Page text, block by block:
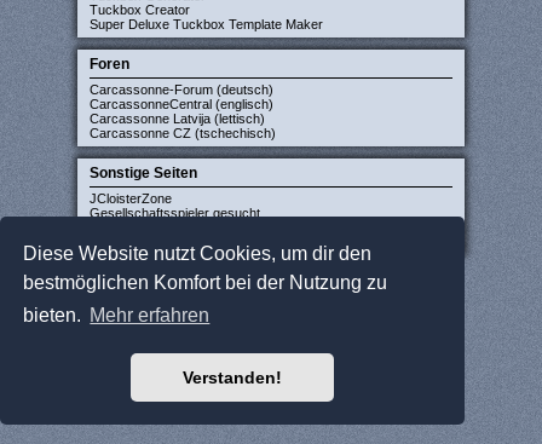
Diese Website nutzt Cookies, um dir den
bestmöglichen Komfort bei der Nutzung zu
bieten. Mehr erfahren
Verstanden!
Tuckbox Creator
Super Deluxe Tuckbox Template Maker
Foren
Carcassonne-Forum (deutsch)
CarcassonneCentral (englisch)
Carcassonne Latvija (lettisch)
Carcassonne CZ (tschechisch)
Sonstige Seiten
JCloisterZone
Gesellschaftsspieler gesucht